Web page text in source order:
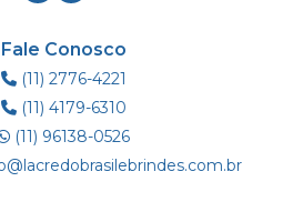
Fale Conosco
(11) 2776-4221
(11) 4179-6310
(11) 96138-0526